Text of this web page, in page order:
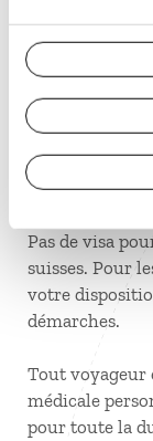
mesure étant
aéroports,
appareils
votre
Visa
Pas de visa
suisses. Pour
votre
démarches.
Tout voyageur
médicale
pour toute la